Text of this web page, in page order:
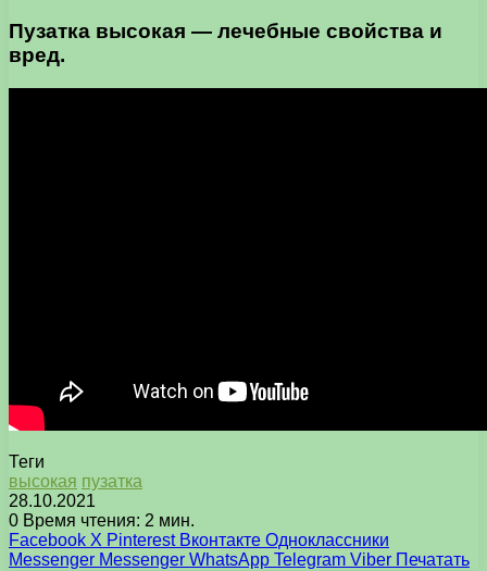
Пузатка высокая — лечебные свойства и
вред.
Теги
высокая пузатка
28.10.2021
0 Время чтения: 2 мин.
Facebook X Pinterest Вконтакте Одноклассники
Messenger Messenger WhatsApp Telegram Viber Печатать